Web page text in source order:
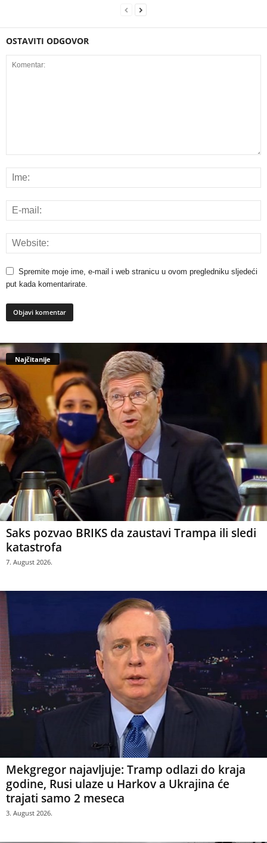
OSTAVITI ODGOVOR
Spremite moje ime, e-mail i web stranicu u ovom pregledniku sljedeći
put kada komentarirate.
Najčitanije
Saks pozvao BRIKS da zaustavi Trampa ili sledi
katastrofa
7. August 2026.
Mekgregor najavljuje: Tramp odlazi do kraja
godine, Rusi ulaze u Harkov a Ukrajina će
trajati samo 2 meseca
3. August 2026.